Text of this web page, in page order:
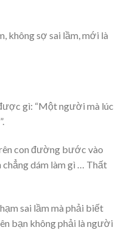
không sợ sai lầm, mới là
gì: “Một người mà lúc
con đường bước vào
dám làm gì … Thất
sai lầm mà phải biết
bạn không phải là người